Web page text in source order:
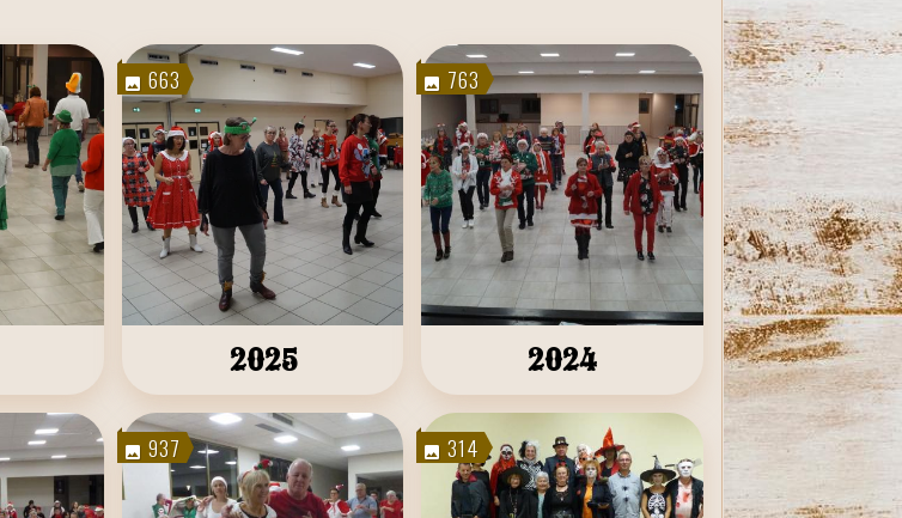
663
2025
763
2024
937 314